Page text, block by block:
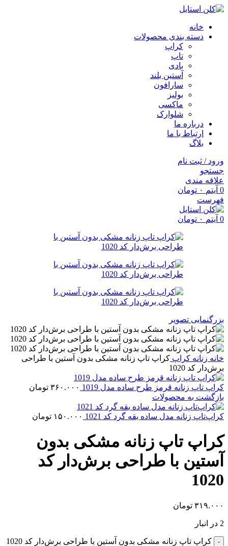
خانه
دسته بندی محصولات
کراپ
تاپ
بادی
آستین بلند
سارافون
بولیز
ماکسی
شلوارک
درباره ما
ارتباط با ما
بلاگ
ورود / ثبت نام
جستجو
علاقه مندی
0 آیتم ۰ تومان
فهرست
0 آیتم ۰ تومان
بزرگنمایی تصویر
خانه زنانه کراپ کراپ‌ تاپ زنانه مشکی بدون آستین با طراحی
برش‌دار کد 1020
کراپ تاپ زنانه قرمز طرح ساده مدل 1019 ۳۶۰.۰۰۰ تومان
بازگشت به محصولات
کراپ‌تاپ زنانه مدل ساده یقه گرد کد 1021 ۱۵۰.۰۰۰ تومان
کراپ‌ تاپ زنانه مشکی بدون
آستین با طراحی برش‌دار کد
1020
۳۱۹.۰۰۰ تومان
2 در انبار
کراپ‌ تاپ زنانه مشکی بدون آستین با طراحی برش‌دار کد 1020